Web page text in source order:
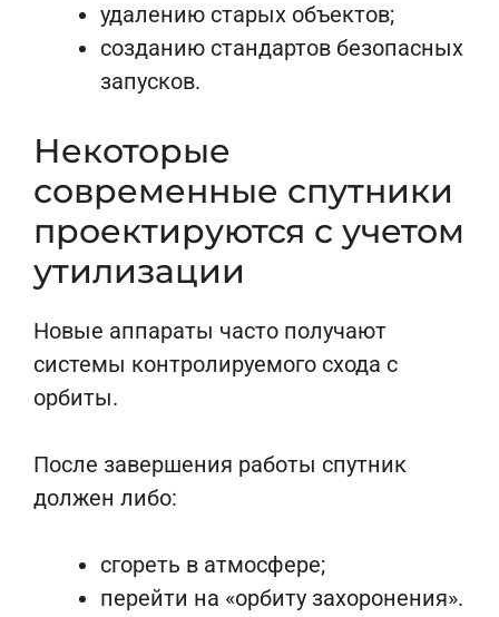
удалению старых объектов;
созданию стандартов безопасных
запусков.
Некоторые
современные спутники
проектируются с учетом
утилизации
Новые аппараты часто получают
системы контролируемого схода с
орбиты.
После завершения работы спутник
должен либо:
сгореть в атмосфере;
перейти на «орбиту захоронения».